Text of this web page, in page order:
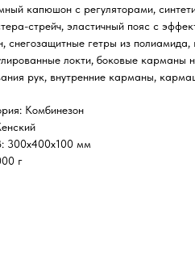
капюшон с регуляторами,
стрейч, эластичный пояс с
снегозащитные гетры из
локти, боковые карманы
рук, внутренние карманы,
Комбинезон
300x400x100 мм
г